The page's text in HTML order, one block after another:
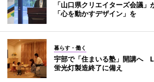
「山口県クリエイターズ会議
「心を動かすデザイン」を
暮らす・働く
宇部で「住まいる塾」開講へ
蛍光灯製造終了に備え